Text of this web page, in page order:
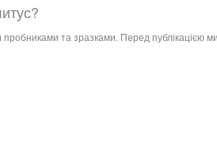
та зразками. Перед публікацією